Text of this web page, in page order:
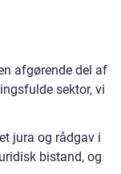
afgørende del af
sektor, vi
jura og rådgav i
bistand, og